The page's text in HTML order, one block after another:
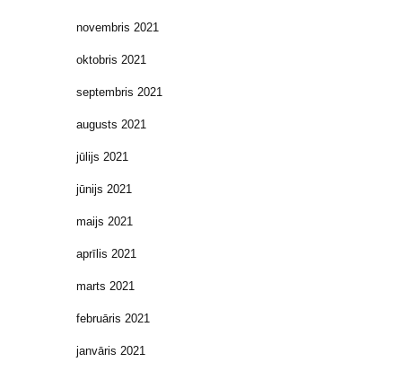
novembris 2021
oktobris 2021
septembris 2021
augusts 2021
jūlijs 2021
jūnijs 2021
maijs 2021
aprīlis 2021
marts 2021
februāris 2021
janvāris 2021